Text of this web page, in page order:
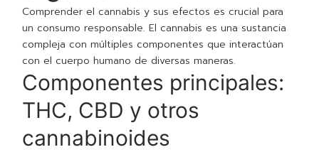
Comprender el cannabis y sus efectos es crucial para
un consumo responsable. El cannabis es una sustancia
compleja con múltiples componentes que interactúan
con el cuerpo humano de diversas maneras.
Componentes principales:
THC, CBD y otros
cannabinoides